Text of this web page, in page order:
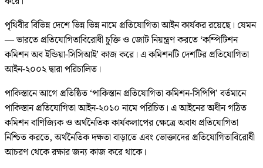
পৃথিবীর বিভিন্ন দেশে ভিন্ন ভিন্ন নামে প্রতিযোগিতা আইন কার্যকর রয়েছে। যেমন
— ভারতে প্রতিযোগিতাবিরোধী চুক্তি ও জোট নিয়ন্ত্রণ করতে ‘কম্পিটিশন
কমিশন অব ইন্ডিয়া-সিসিআই’ কাজ করে। এ কমিশনটি দেশটির প্রতিযোগিতা
আইন-২০০২ দ্বারা পরিচালিত।
পাকিস্তানে আগে প্রতিষ্ঠিত ‘পাকিস্তান প্রতিযোগিতা কমিশন-সিপিপি’ বর্তমানে
পাকিস্তান প্রতিযোগিতা আইন-২০১০ নামে পরিচিত। এ আইনের অধীন গঠিত
কমিশন বাণিজ্যিক ও অর্থনৈতিক কার্যকলাপের ক্ষেত্রে অবাধ প্রতিযোগিতা
নিশ্চিত করতে, অর্থনৈতিক দক্ষতা বাড়াতে এবং ভোক্তাদের প্রতিযোগিতাবিরোধী
আচরণ থেকে রক্ষার জন্য কাজ করে থাকে।